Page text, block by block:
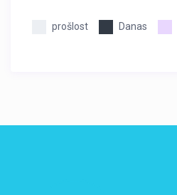
prošlost Danas